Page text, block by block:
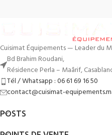
Cuisimat Équipements — Leader du
Bd Brahim Roudani,
Résidence Perla – Maârif,
Tél / Whatsapp : 06 61 69 16 50
contact@cuisimat-
POSTS